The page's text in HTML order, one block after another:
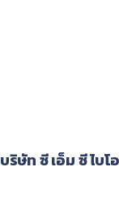
ท ซี เอ็ม ซี ไบโ